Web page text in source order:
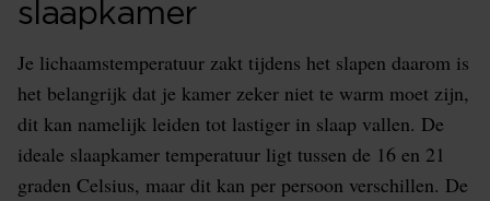
slaapkamer
Je lichaamstemperatuur zakt tijdens het slapen daarom is
het belangrijk dat je kamer zeker niet te warm moet zijn,
dit kan namelijk leiden tot lastiger in slaap vallen. De
ideale slaapkamer temperatuur ligt tussen de 16 en 21
graden Celsius, maar dit kan per persoon verschillen. De